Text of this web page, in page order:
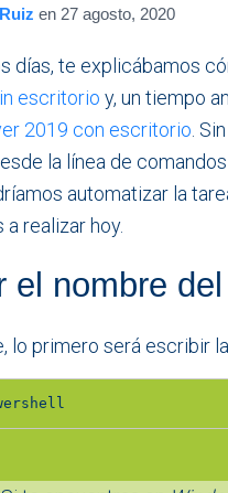
en 27 agosto, 2020
días, te explicábamos
escritorio y, un tiempo
2019 con escritorio .
la línea de
automatizar la
realizar hoy.
el nombre
lo primero será escribir